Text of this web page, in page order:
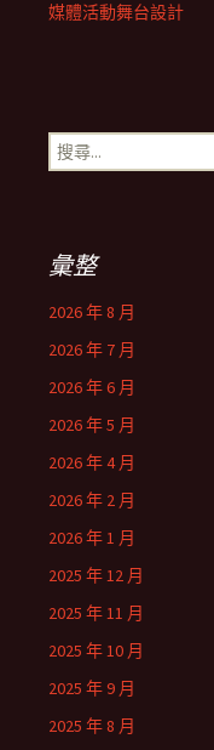
媒體活動舞台設計
搜
尋
彙整
2026 年 8 月
2026 年 7 月
2026 年 6 月
2026 年 5 月
2026 年 4 月
2026 年 2 月
2026 年 1 月
2025 年 12 月
2025 年 11 月
2025 年 10 月
2025 年 9 月
2025 年 8 月